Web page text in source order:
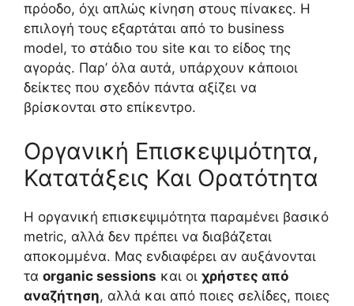
πρόοδο, όχι απλώς κίνηση στους πίνακες. Η
επιλογή τους εξαρτάται από το business
model, το στάδιο του site και το είδος της
αγοράς. Παρ’ όλα αυτά, υπάρχουν κάποιοι
δείκτες που σχεδόν πάντα αξίζει να
βρίσκονται στο επίκεντρο.
Οργανική Επισκεψιμότητα,
Κατατάξεις Και Ορατότητα
Η οργανική επισκεψιμότητα παραμένει βασικό
metric, αλλά δεν πρέπει να διαβάζεται
αποκομμένα. Μας ενδιαφέρει αν αυξάνονται
τα organic sessions και οι χρήστες από
αναζήτηση, αλλά και από ποιες σελίδες, ποιες